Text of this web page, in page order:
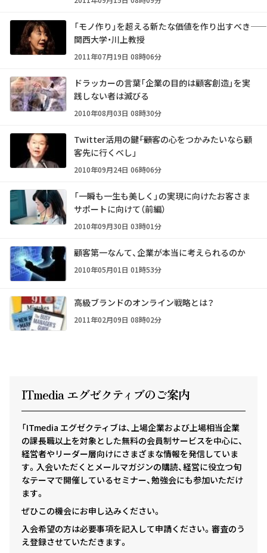
「モノ作り」を超える新たな価値を作り出すべき――
関西大学・川上教授
2011年07月19日 08時06分
ドラッカーの言葉「企業の目的は顧客創造」を実
践しない者は滅びる
2010年08月03日 08時30分
Twitter活用の鍵――「顧客の心をつかみたいなら顧
客先に行くべし」
2010年09月24日 06時06分
「一瞬も一生も美しく」の実現に向けたお客さま
サポートに向けて（前編）
2010年09月30日 03時01分
顧客第一なんて、企業が本当に考えられるのか
2010年05月01日 01時53分
高級ブランドのオンライン戦略とは？
2011年02月09日 08時02分
ITmedia エグゼクティ ブのご案内
「ITmedia エグゼクティブは、上場企業および上場相当企業
の課長職以上を対象とした無料の会員制サービスを中心に、
経営者やリーダー層向けにさまざまな情報を発信していま
す。入会いただくとメールマガジンの購読、経営に役立つ旬
なテーマで開催しているセミナー、勉強会にも参加いただけ
ます。
ぜひこの機会にお申し込みください。
入会希望の方は必要事項を記入して申請ください。審査のう
え登録させていただきます。